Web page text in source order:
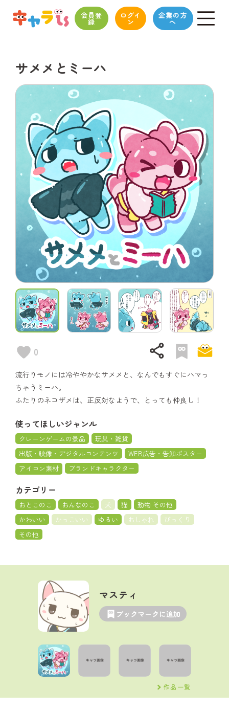
会員登
録
ログイ
ン
企業の方
へ
サメメとミーハ
0 share
流行りモノには冷ややかなサメメと、なんでもすぐにハマっ
ちゃうミーハ。
ふたりのネコザメは、正反対なようで、とっても仲良し！
使ってほしいジャンル
クレーンゲームの景品
玩具・雑貨
出版・映像・デジタルコンテンツ
WEB広告・告知ポスター
アイコン素材
ブランドキャラクター
カテゴリー
おとこのこ おんなのこ 犬 猫
動物 その他
かわいい
かっこいい ゆるい おしゃれ
びっくり
その他
マスティ
ブックマークに追加
作品一覧